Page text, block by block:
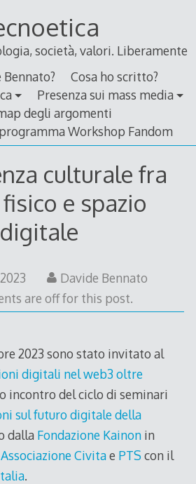
società, valori. Liberamente
Bennato?
Cosa ho scritto?
Presenza sui mass media
degli argomenti
Workshop Fandom
culturale fra
e spazio
digitale
Davide Bennato
are off for this post.
2023 sono stato invitato al
digitali nel web3 oltre
incontro del ciclo di seminari
sul futuro digitale della
dalla Fondazione Kainonin
Associazione Civitae PTS con il
.